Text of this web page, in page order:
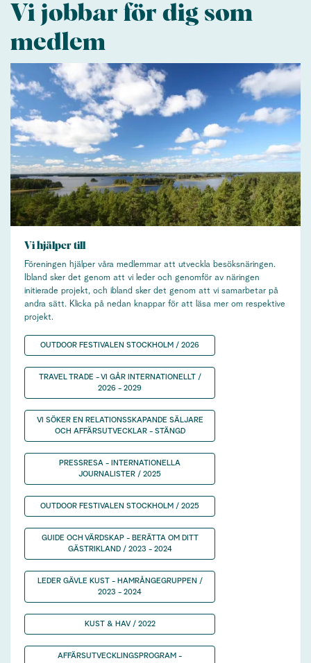
Vi jobbar för dig som
medlem
Vi hjälper till
Föreningen hjälper våra medlemmar att utveckla besöksnäringen.
Ibland sker det genom att vi leder och genomför av näringen
initierade projekt, och ibland sker det genom att vi samarbetar på
andra sätt. Klicka på nedan knappar för att läsa mer om respektive
projekt.
OUTDOOR FESTIVALEN STOCKHOLM / 2026
TRAVEL TRADE - VI GÅR INTERNATIONELLT /
2026 - 2029
VI SÖKER EN RELATIONSSKAPANDE SÄLJARE
OCH AFFÄRSUTVECKLAR - STÄNGD
PRESSRESA - INTERNATIONELLA
JOURNALISTER / 2025
OUTDOOR FESTIVALEN STOCKHOLM / 2025
GUIDE OCH VÄRDSKAP - BERÄTTA OM DITT
GÄSTRIKLAND / 2023 - 2024
LEDER GÄVLE KUST - HAMRÅNGEGRUPPEN /
2023 - 2024
KUST & HAV / 2022
AFFÄRSUTVECKLINGSPROGRAM -